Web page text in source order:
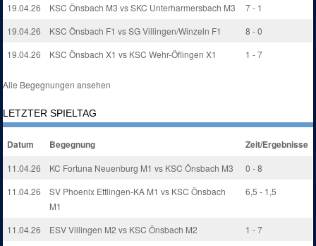
19.04.26
KSC Önsbach M3 vs SKC Unterharmersbach M3
7 - 1
19.04.26
KSC Önsbach F1 vs SG Villingen/Winzeln F1
8 - 0
19.04.26
KSC Önsbach X1 vs KSC Wehr-Öflingen X1 1 - 7
Alle Begegnungen ansehen
LETZTER SPIELTAG
Datum Begegnung Zeit/Ergebnisse
11.04.26 KC Fortuna Neuenburg M1 vs KSC Önsbach M3
0 - 8
11.04.26
SV Phoenix Ettlingen-KA M1 vs KSC Önsbach
M1
6,5 - 1,5
11.04.26 ESV Villingen M2 vs KSC Önsbach M2
1 - 7